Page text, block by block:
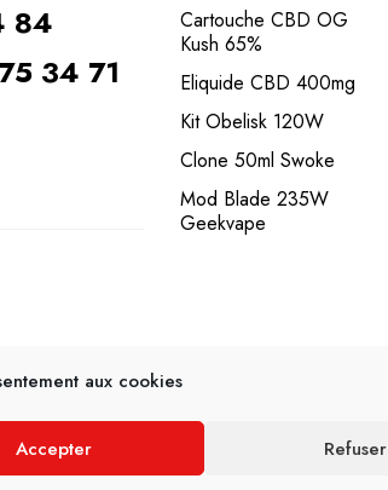
aux cookies
Accepter Refuser
84
34 71
Cartouche CBD OG
Kush 65%
Eliquide CBD 400mg
Kit Obelisk 120W
Clone 50ml Swoke
Mod Blade 235W
Geekvape